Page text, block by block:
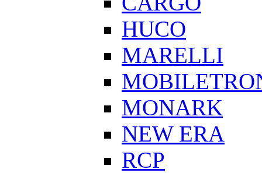
HUCO
MARELLI
MONARK
NEW ERA
RCP